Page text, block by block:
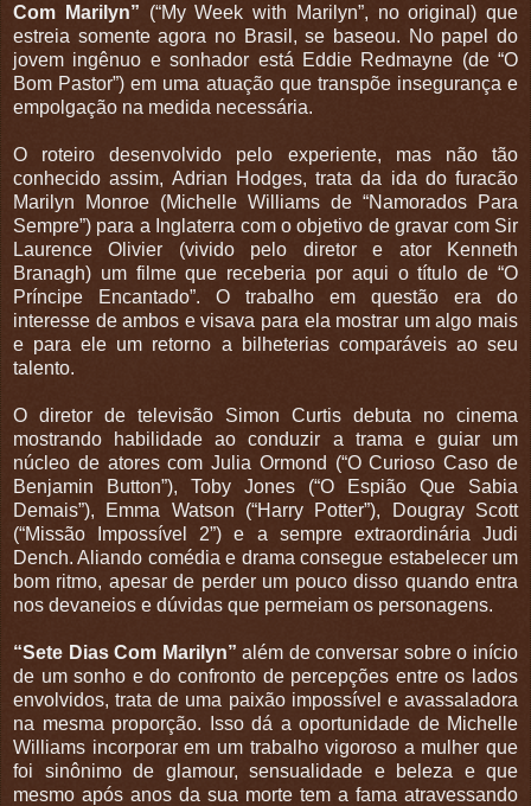
Com Marilyn” (“My Week with Marilyn”, no original) que
estreia somente agora no Brasil, se baseou. No papel do
jovem ingênuo e sonhador está Eddie Redmayne (de “O
Bom Pastor”) em uma atuação que transpõe insegurança e
empolgação na medida necessária.
O roteiro desenvolvido pelo experiente, mas não tão
conhecido assim, Adrian Hodges, trata da ida do furacão
Marilyn Monroe (Michelle Williams de “Namorados Para
Sempre”) para a Inglaterra com o objetivo de gravar com Sir
Laurence Olivier (vivido pelo diretor e ator Kenneth
Branagh) um filme que receberia por aqui o título de “O
Príncipe Encantado”. O trabalho em questão era do
interesse de ambos e visava para ela mostrar um algo mais
e para ele um retorno a bilheterias comparáveis ao seu
talento.
O diretor de televisão Simon Curtis debuta no cinema
mostrando habilidade ao conduzir a trama e guiar um
núcleo de atores com Julia Ormond (“O Curioso Caso de
Benjamin Button”), Toby Jones (“O Espião Que Sabia
Demais”), Emma Watson (“Harry Potter”), Dougray Scott
(“Missão Impossível 2”) e a sempre extraordinária Judi
Dench. Aliando comédia e drama consegue estabelecer um
bom ritmo, apesar de perder um pouco disso quando entra
nos devaneios e dúvidas que permeiam os personagens.
“Sete Dias Com Marilyn” além de conversar sobre o início
de um sonho e do confronto de percepções entre os lados
envolvidos, trata de uma paixão impossível e avassaladora
na mesma proporção. Isso dá a oportunidade de Michelle
Williams incorporar em um trabalho vigoroso a mulher que
foi sinônimo de glamour, sensualidade e beleza e que
mesmo após anos da sua morte tem a fama atravessando